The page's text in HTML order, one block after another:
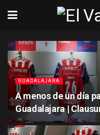
GUADALAJARA
A menos de un día
Guadalajara |